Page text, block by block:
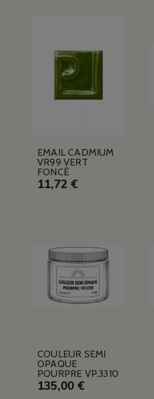
EMAIL CADMIUM
VR99 VERT
FONCÉ
11,72 €
COULEUR SEMI
OPAQUE
POURPRE VP.3310
135,00 €